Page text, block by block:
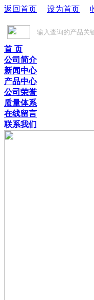
返回首页 设为首页
首 页
公司简介
新闻中心
产品中心
公司荣誉
质量体系
在线留言
联系我们